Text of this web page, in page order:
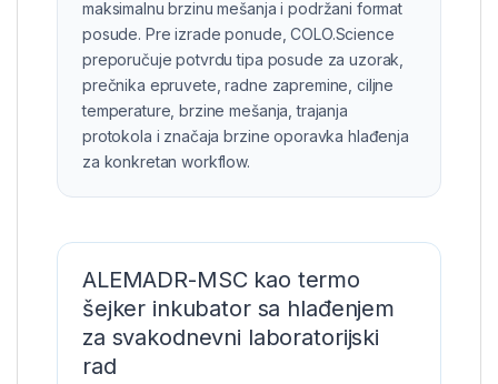
maksimalnu brzinu mešanja i podržani format
posude. Pre izrade ponude, COLO.Science
preporučuje potvrdu tipa posude za uzorak,
prečnika epruvete, radne zapremine, ciljne
temperature, brzine mešanja, trajanja
protokola i značaja brzine oporavka hlađenja
za konkretan workflow.
ALEMADR-MSC kao termo
šejker inkubator sa hlađenjem
za svakodnevni laboratorijski
rad